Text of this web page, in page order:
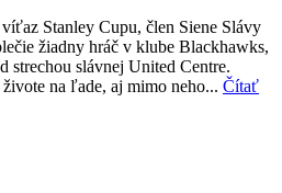
Stanley Cupu, člen Siene Slávy
žiadny hráč v klube Blackhawks,
strechou slávnej United Centre.
na ľade, aj mimo neho... Čítať